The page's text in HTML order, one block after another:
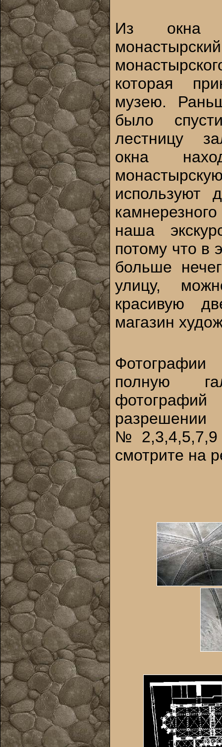
Из окна
которая
музею.
было
лестницу
окна
используют
наша
потому что в
больше
улицу,
красивую
магазин
полную
смотрите на